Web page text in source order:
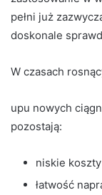
pełni już
doskonale
W czasach
upu nowych
pozostają:
niskie
łatwość